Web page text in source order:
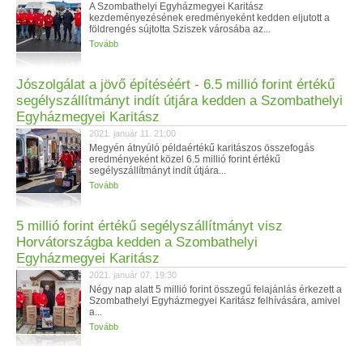
A Szombathelyi Egyházmegyei Karitász
kezdeményezésének eredményeként kedden eljutott a
földrengés sújtotta Sziszek városába az...
Tovább
Jószolgálat a jövő építéséért - 6.5 millió forint értékű
segélyszállítmányt indít útjára kedden a Szombathelyi
Egyházmegyei Karitász
2021. január 11. 21:00
Megyén átnyúló példaértékű karitászos összefogás
eredményeként közel 6.5 millió forint értékű
segélyszállítmányt indít útjára...
Tovább
5 millió forint értékű segélyszállítmányt visz
Horvátországba kedden a Szombathelyi
Egyházmegyei Karitász
2021. január 07. 19:30
Négy nap alatt 5 millió forint összegű felajánlás érkezett a
Szombathelyi Egyházmegyei Karitász felhívására, amivel
a...
Tovább